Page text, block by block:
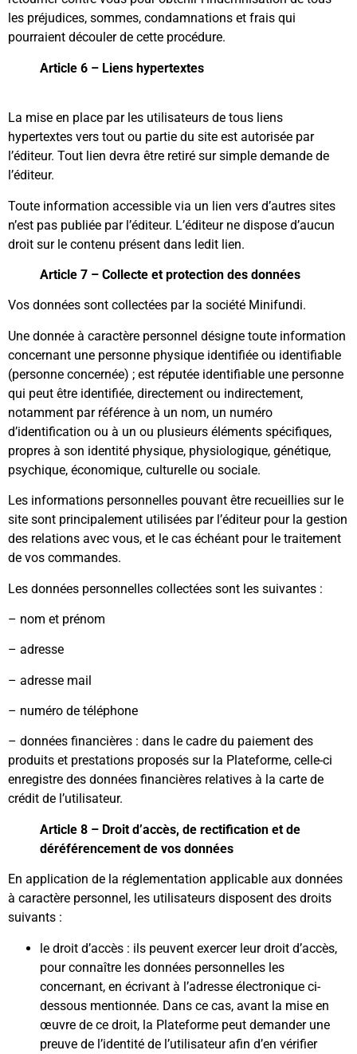
les préjudices, sommes, condamnations et frais qui
pourraient découler de cette procédure.
Article 6 – Liens hypertextes
La mise en place par les utilisateurs de tous liens
hypertextes vers tout ou partie du site est autorisée par
l’éditeur. Tout lien devra être retiré sur simple demande de
l’éditeur.
Toute information accessible via un lien vers d’autres sites
n’est pas publiée par l’éditeur. L’éditeur ne dispose d’aucun
droit sur le contenu présent dans ledit lien.
Article 7 – Collecte et protection des données
Vos données sont collectées par la société Minifundi.
Une donnée à caractère personnel désigne toute information
concernant une personne physique identifiée ou identifiable
(personne concernée) ; est réputée identifiable une personne
qui peut être identifiée, directement ou indirectement,
notamment par référence à un nom, un numéro
d’identification ou à un ou plusieurs éléments spécifiques,
propres à son identité physique, physiologique, génétique,
psychique, économique, culturelle ou sociale.
Les informations personnelles pouvant être recueillies sur le
site sont principalement utilisées par l’éditeur pour la gestion
des relations avec vous, et le cas échéant pour le traitement
de vos commandes.
Les données personnelles collectées sont les suivantes :
– nom et prénom
– adresse
– adresse mail
– numéro de téléphone
– données financières : dans le cadre du paiement des
produits et prestations proposés sur la Plateforme, celle-ci
enregistre des données financières relatives à la carte de
crédit de l’utilisateur.
Article 8 – Droit d’accès, de rectification et de
déréférencement de vos données
En application de la réglementation applicable aux données
à caractère personnel, les utilisateurs disposent des droits
suivants :
le droit d’accès : ils peuvent exercer leur droit d’accès,
pour connaître les données personnelles les
concernant, en écrivant à l’adresse électronique ci-
dessous mentionnée. Dans ce cas, avant la mise en
œuvre de ce droit, la Plateforme peut demander une
preuve de l’identité de l’utilisateur afin d’en vérifier